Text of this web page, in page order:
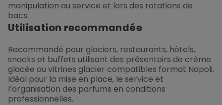
manipulation au service et lors des rotations de
bacs.
Utilisation recommandée
Recommandé pour glaciers, restaurants, hôtels,
snacks et buffets utilisant des présentoirs de crème
glacée ou vitrines glacier compatibles format Napoli.
Idéal pour la mise en place, le service et
l’organisation des parfums en conditions
professionnelles.